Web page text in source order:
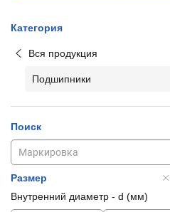
Категория
Вся продукция
Подшипники
Поиск
Размер
Внутренний диаметр - d (мм)